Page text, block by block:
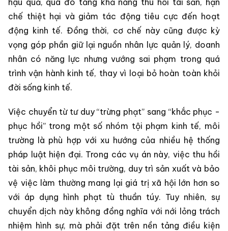
chế thiệt hại và giảm tác động tiêu cực đến hoạt
động kinh tế. Đồng thời, cơ chế này cũng được kỳ
vọng góp phần giữ lại nguồn nhân lực quản lý, doanh
nhân có năng lực nhưng vướng sai phạm trong quá
trình vận hành kinh tế, thay vì loại bỏ hoàn toàn khỏi
đời sống kinh tế.
Việc chuyển từ tư duy “trừng phạt” sang “khắc phục -
phục hồi” trong một số nhóm tội phạm kinh tế, môi
trường là phù hợp với xu hướng của nhiều hệ thống
pháp luật hiện đại. Trong các vụ án này, việc thu hồi
tài sản, khôi phục môi trường, duy trì sản xuất và bảo
vệ việc làm thường mang lại giá trị xã hội lớn hơn so
với áp dụng hình phạt tù thuần túy. Tuy nhiên, sự
chuyển dịch này không đồng nghĩa với nới lỏng trách
nhiệm hình sự, mà phải đặt trên nền tảng điều kiện